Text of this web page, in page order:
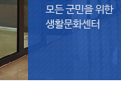
모든 군민을 위한
생활문화센터